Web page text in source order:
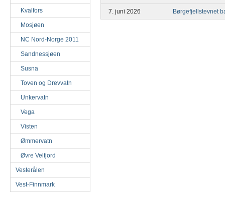
Kvalfors
Mosjøen
NC Nord-Norge 2011
Sandnessjøen
Susna
Toven og Drevvatn
Unkervatn
Vega
Visten
Ømmervatn
Øvre Velfjord
Vesterålen
Vest-Finnmark
7. juni 2026 Børgefjellstevnet